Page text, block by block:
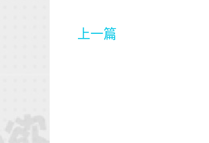
上一篇